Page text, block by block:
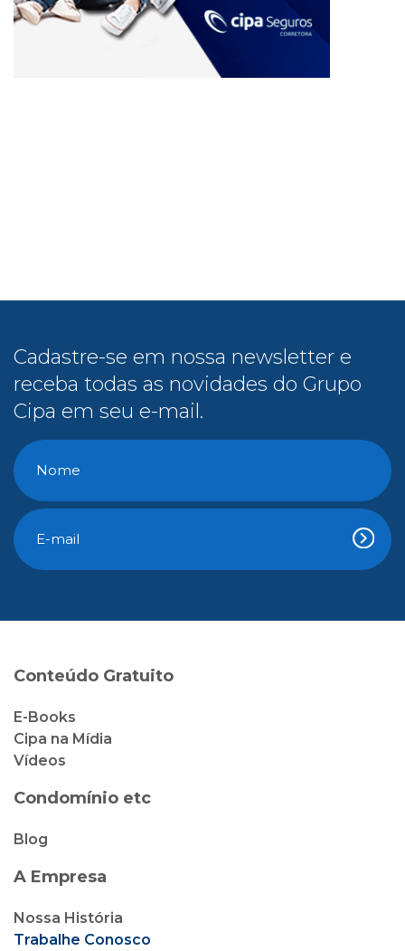
Cadastre-se em nossa newsletter e
receba todas as novidades do Grupo
Cipa em seu e-mail.
Conteúdo Gratuito
E-Books
Cipa na Mídia
Vídeos
Condomínio etc
Blog
A Empresa
Nossa História
Trabalhe Conosco